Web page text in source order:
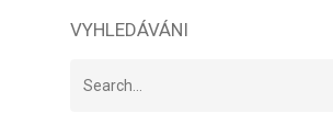
VYHLEDÁVÁNI